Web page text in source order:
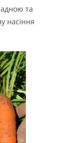
та
насіння